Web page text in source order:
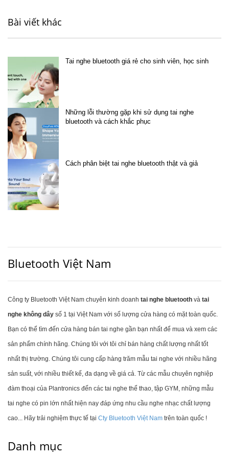
Bài viết khác
Tai nghe bluetooth giá rẻ cho sinh viên, học sinh
Những lỗi thường gặp khi sử dụng tai nghe
bluetooth và cách khắc phục
Cách phân biệt tai nghe bluetooth thật và giả
Bluetooth Việt Nam
Công ty Bluetooth Việt Nam chuyên kinh doanh tai nghe bluetooth và tai
nghe không dây số 1 tại Việt Nam với số lượng cửa hàng có mặt toàn quốc.
Bạn có thể tìm đến cửa hàng bán tai nghe gần bạn nhất để mua và xem các
sản phẩm chính hãng. Chúng tôi với tôi chỉ bán hàng chất lượng nhất tốt
nhất thị trường. Chúng tôi cung cấp hàng trăm mẫu tai nghe với nhiều hãng
sản suất, với nhiều thiết kế, đa dạng về giá cả. Từ các mẫu chuyên nghiệp
đàm thoại của Plantronics đến các tai nghe thể thao, tập GYM, những mẫu
tai nghe có pin lớn nhất hiện nay đáp ứng nhu cầu nghe nhạc chất lượng
cao... Hãy trải nghiệm thực tế tại Cty Bluetooth Việt Nam trên toàn quốc !
Danh mục